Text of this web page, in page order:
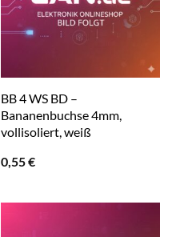
BB 4 WS BD –
Bananenbuchse 4mm,
vollisoliert, weiß
0,55€